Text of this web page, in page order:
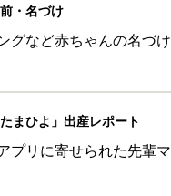
【羚】を使った名前の漢
【絆】を使った名前の漢字
妊娠・出産